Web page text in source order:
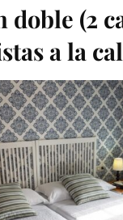
(2
a la